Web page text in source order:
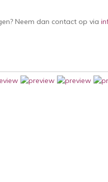
Neem dan contact op via